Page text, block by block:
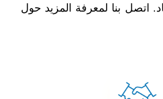
اتصل بنا لمعرفة المزيد حول